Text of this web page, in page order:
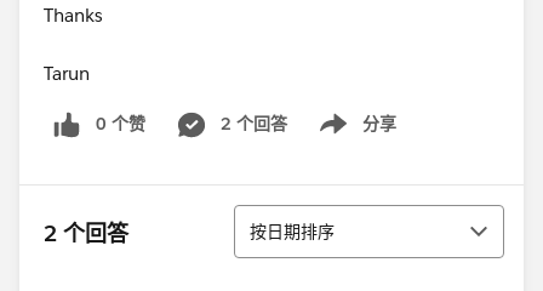
Thanks
Tarun
0 个赞 2 个回答 分享
Show menu
2 个回答 排序
按日期排序